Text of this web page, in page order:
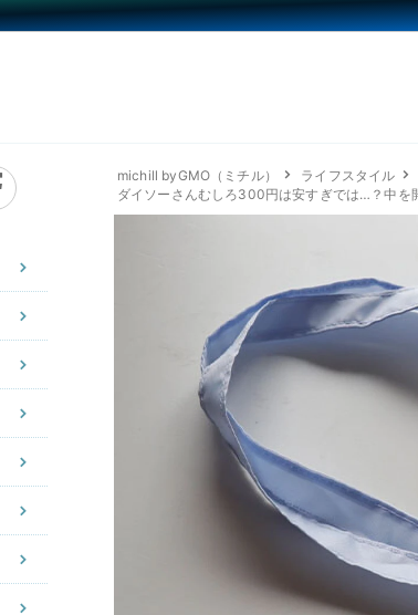
michill byGMO（ミチル）
ライフスタイル
ダイソーさんむしろ300円は安すぎでは…？中